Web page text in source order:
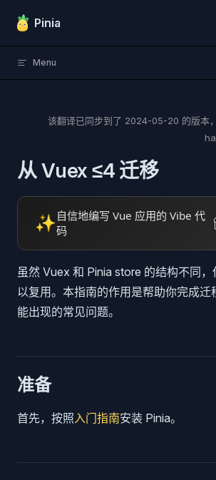
Skip to content
Pinia
Menu
该翻译已同步到了 2024-05-20 的版本
从 Vuex ≤4 迁移
✨自信地编写 Vue 应用的 Vibe 代
码
虽然 Vuex 和 Pinia store 的结构不同
以复用。本指南的作用是帮助你完成迁
能出现的常见问题。
准备
首先，按照入门指南安装 Pinia。